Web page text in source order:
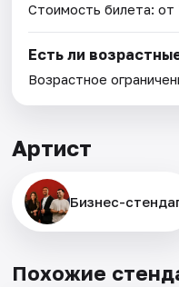
Стоимость билета: от
Есть ли
Возрастное
Артист
Бизнес-
Похожие